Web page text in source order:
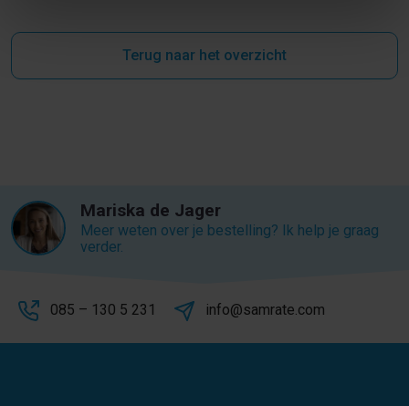
Terug naar het overzicht
Mariska de Jager
Meer weten over je bestelling? Ik help je graag
verder.
085 – 130 5 231 info@samrate.com